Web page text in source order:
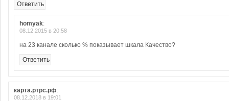
Ответить
homyak:
08.12.2015 в 20:58
на 23 канале сколько % показывает шкала Качество?
Ответить
карта.ртрс.рф:
08.12.2018 в 19:01